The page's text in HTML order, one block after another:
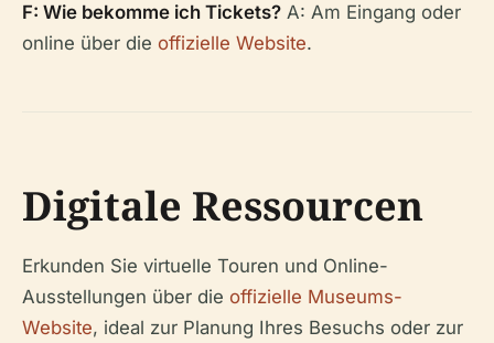
F: Wie bekomme ich Tickets? A: Am Eingang oder
online über die offizielle Website.
Digitale Ressourcen
Erkunden Sie virtuelle Touren und Online-
Ausstellungen über die offizielle Museums-
Website, ideal zur Planung Ihres Besuchs oder zur